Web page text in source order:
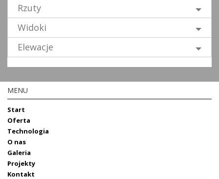
Rzuty
Widoki
Elewacje
MENU
Start
Oferta
Technologia
O nas
Galeria
Projekty
Kontakt